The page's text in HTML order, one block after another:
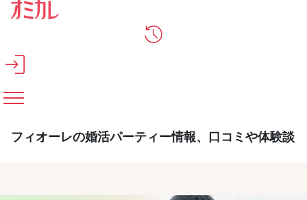
メインコンテンツへスキップ
フィオーレの婚活パーティー情報、口コミや体験談